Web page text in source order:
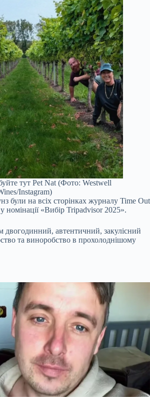
тут Pet Nat (Фото: Westwell
Instagram)
були на всіх сторінках журналу Time Out
номінації «Вибір Tripadvisor 2025».
двогодинний, автентичний, закулісний
та виноробство в прохолоднішому